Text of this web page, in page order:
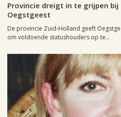
Provincie dreigt in te grijpen
Oegstgeest
De provincie Zuid-Holland geeft
om voldoende statushouders op te...